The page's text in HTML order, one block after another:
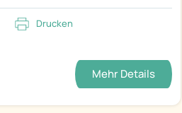
Drucken
Mehr Details